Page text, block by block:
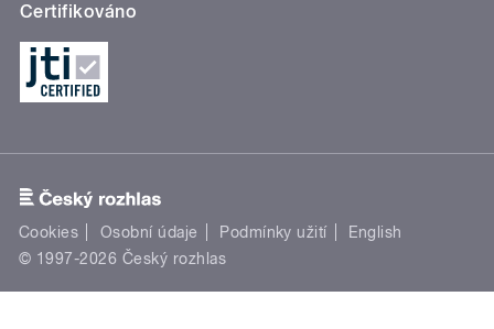
Certifikováno
Cookies Osobní údaje Podmínky užití
English
© 1997-2026 Český rozhlas